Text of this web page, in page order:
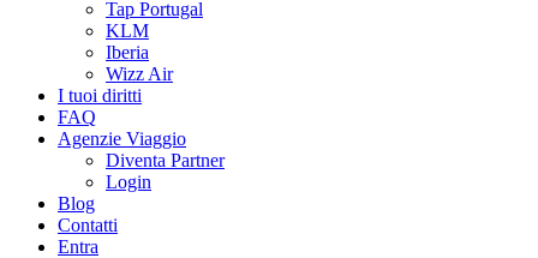
Tap Portugal
KLM
Iberia
Wizz Air
I tuoi diritti
FAQ
Agenzie Viaggio
Diventa Partner
Login
Blog
Contatti
Entra